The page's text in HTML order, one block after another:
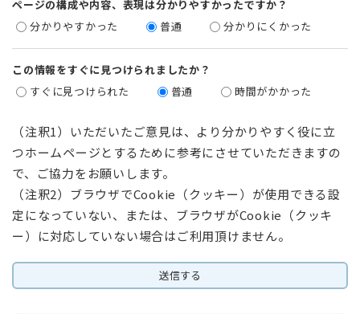
ページの構成や内容、表現は分かりやすかったですか？
分かりやすかった
普通 分かりにくかった
この情報をすぐに見つけられましたか？
すぐに見つけられた
普通 時間がかかった
（注釈1）いただいたご意見は、より分かりやすく役に立
つホームページとするために参考にさせていただきますの
で、ご協力をお願いします。
（注釈2）ブラウザでCookie（クッキー）が使用できる設
定になっていない、または、ブラウザがCookie（クッキ
ー）に対応していない場合はご利用頂けません。